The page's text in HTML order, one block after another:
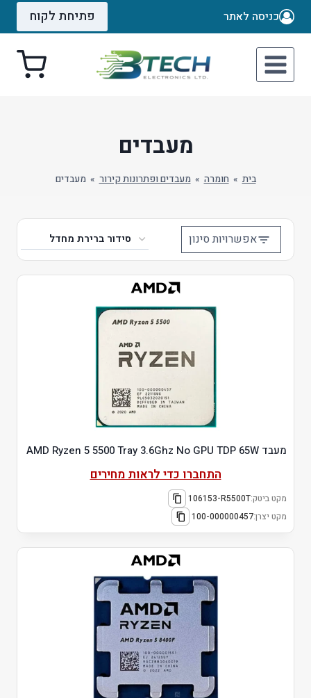
Skip
כניסה לאתר פתיחת לקוח
מעבדים
בית » חומרה » מעבדים ופתרונות קירור » מעבדים
אפשרויות סינון
מעבד AMD Ryzen 5 5500 Tray 3.6Ghz No GPU TDP 65W
התחברו כדי לראות מחירים
מקט ביטק:106153-R5500T
מקט יצרן:100-000000457